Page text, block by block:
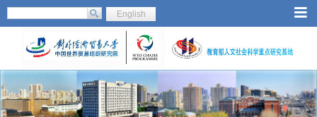
English